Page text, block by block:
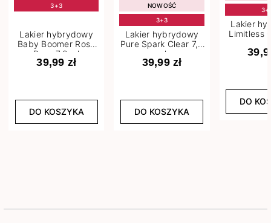
3+3
Lakier hybrydowy
Baby Boomer Rose
Base 7,2 ml
39,99 zł
DO KOSZYKA
NOWOŚĆ
3+3
Lakier hybrydowy
Pure Spark Clear 7,2
ml
39,99 zł
DO KOSZYKA
Lakier
Limitless
DO